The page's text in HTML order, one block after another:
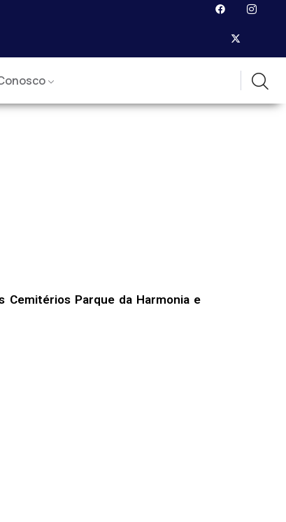
Cemitérios Parque da Harmonia e